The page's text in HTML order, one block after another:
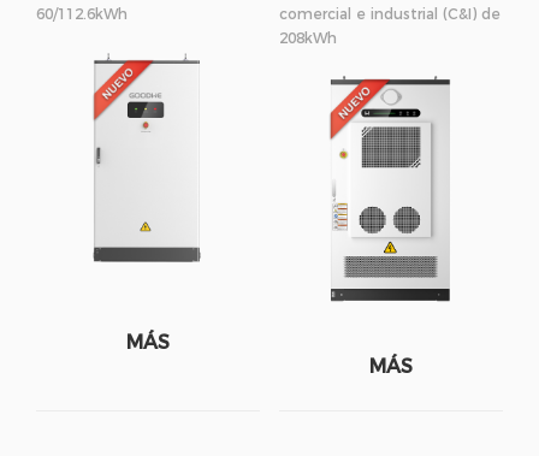
60/112.6kWh
MÁS
comercial e industrial (C&I) de
208kWh
MÁS